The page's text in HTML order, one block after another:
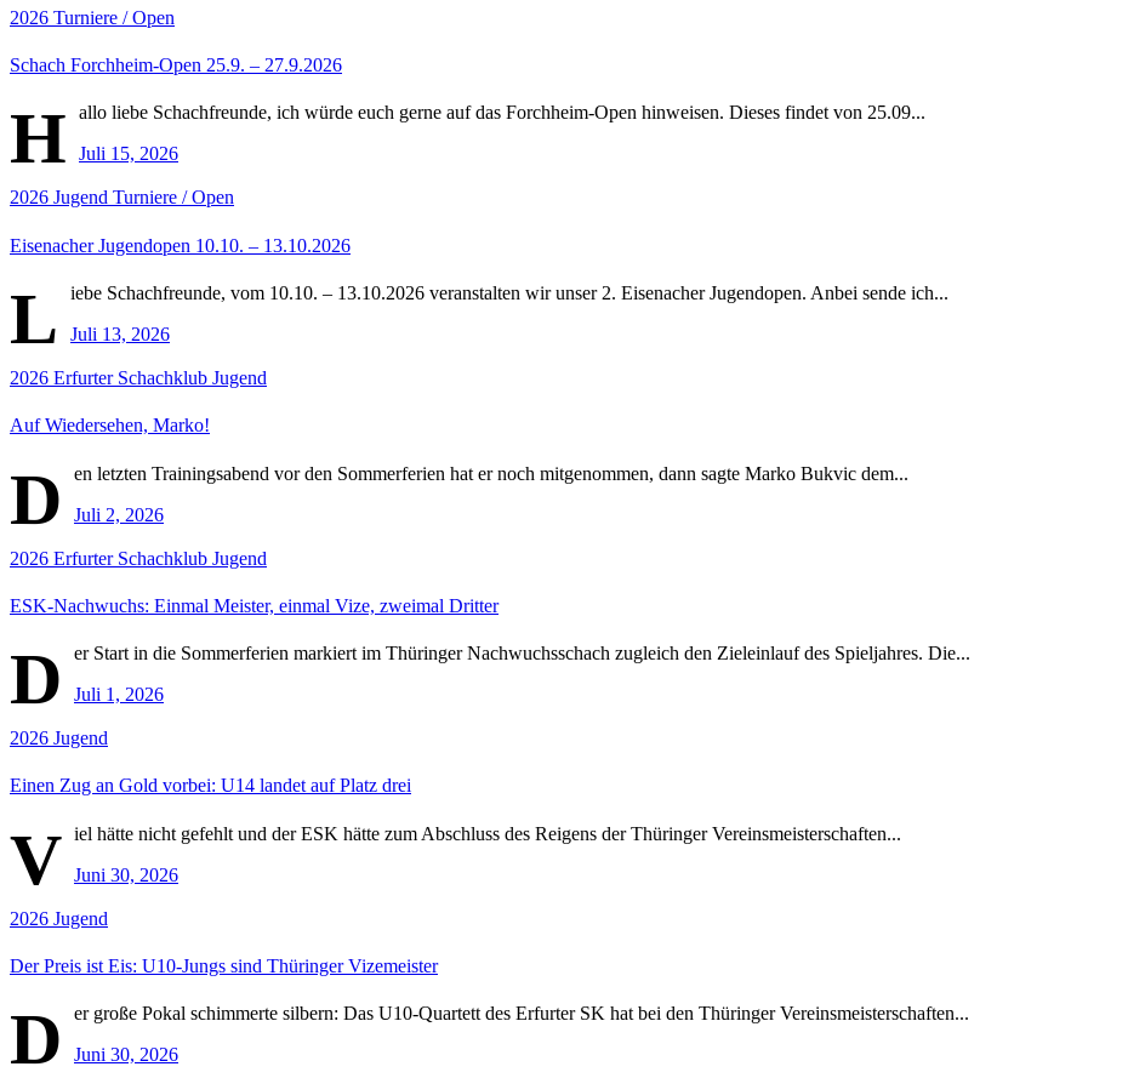
2026 Turniere / Open
Schach Forchheim-Open 25.9. – 27.9.2026
H
allo liebe Schachfreunde, ich würde euch gerne auf das Forchheim-Open hinweisen. Dieses findet von 25.09...
Juli 15, 2026
2026 Jugend Turniere / Open
Eisenacher Jugendopen 10.10. – 13.10.2026
L
iebe Schachfreunde, vom 10.10. – 13.10.2026 veranstalten wir unser 2. Eisenacher Jugendopen. Anbei sende ich...
Juli 13, 2026
2026 Erfurter Schachklub Jugend
Auf Wiedersehen, Marko!
D
en letzten Trainingsabend vor den Sommerferien hat er noch mitgenommen, dann sagte Marko Bukvic dem...
Juli 2, 2026
2026 Erfurter Schachklub Jugend
ESK-Nachwuchs: Einmal Meister, einmal Vize, zweimal Dritter
D
er Start in die Sommerferien markiert im Thüringer Nachwuchsschach zugleich den Zieleinlauf des Spieljahres. Die...
Juli 1, 2026
2026 Jugend
Einen Zug an Gold vorbei: U14 landet auf Platz drei
V iel hätte nicht gefehlt und der ESK hätte zum Abschluss des Reigens der Thüringer Vereinsmeisterschaften...
Juni 30, 2026
2026 Jugend
Der Preis ist Eis: U10-Jungs sind Thüringer Vizemeister
D
er große Pokal schimmerte silbern: Das U10-Quartett des Erfurter SK hat bei den Thüringer Vereinsmeisterschaften...
Juni 30, 2026